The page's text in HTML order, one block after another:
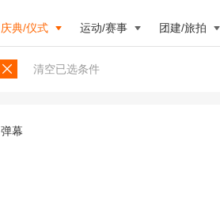
庆典/仪式 运动/赛事 团建/旅拍
清空已选条件
弹幕